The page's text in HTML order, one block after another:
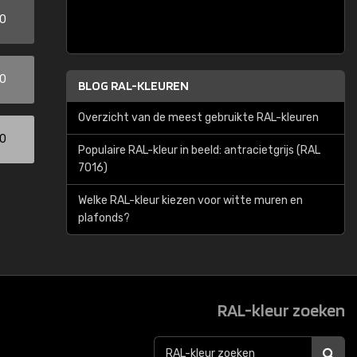
BLOG RAL-KLEUREN
Overzicht van de meest gebruikte RAL-kleuren
Populaire RAL-kleur in beeld: antracietgrijs (RAL
7016)
Welke RAL-kleur kiezen voor witte muren en
plafonds?
RAL-kleur zoeken